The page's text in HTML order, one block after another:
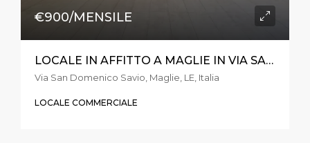
€900/MENSILE
LOCALE IN AFFITTO A MAGLIE IN VIA SAN DOMENICO SAVIO
Via San Domenico Savio, Maglie, LE, Italia
LOCALE COMMERCIALE